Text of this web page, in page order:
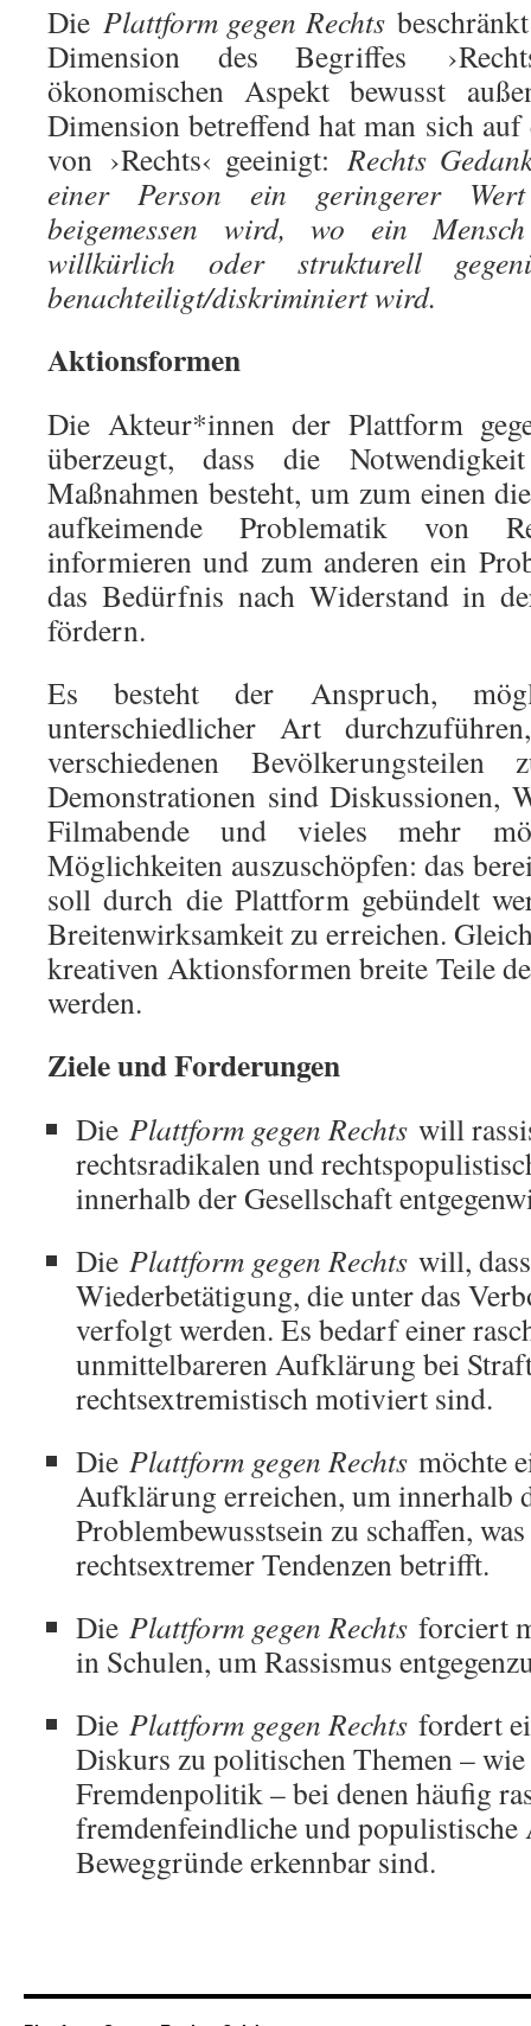
Die Plattform gegen Rechts
Dimension des Begriffes
ökonomischen Aspekt bewusst
Dimension betreffend hat man sich
von ›Rechts‹ geeinigt:Rechts
einer Person ein geringerer
beigemessen wird, wo ein
willkürlich oder strukturell
benachteiligt/diskriminiert wird.
Aktionsformen
Die Akteur*innen der Plattform
überzeugt, dass die
Maßnahmen besteht, um zum einen
aufkeimende Problematik von
informieren und zum anderen ein
das Bedürfnis nach Widerstand in
fördern.
Es besteht der Anspruch,
unterschiedlicher Art
verschiedenen
Demonstrationen sind Diskussionen,
Filmabende und vieles mehr
Möglichkeiten auszuschöpfen: das
soll durch die Plattform gebündelt
Breitenwirksamkeit zu erreichen.
kreativen Aktionsformen breite Teile
werden.
Ziele und Forderungen
Die Plattform gegen Rechts will
rechtsradikalen und
innerhalb der Gesellschaft
Die Plattform gegen Rechts will,
Wiederbetätigung, die unter das
verfolgt werden. Es bedarf einer
unmittelbareren Aufklärung bei
rechtsextremistisch motiviert sind.
Die Plattform gegen Rechts möchte
Aufklärung erreichen, um innerhalb
Problembewusstsein zu schaffen,
rechtsextremer Tendenzen betrifft.
Die Plattform gegen Rechts forciert
in Schulen, um Rassismus
Die Plattform gegen Rechts fordert
Diskurs zu politischen Themen –
Fremdenpolitik – bei denen häufig
fremdenfeindliche und
Beweggründe erkennbar sind.